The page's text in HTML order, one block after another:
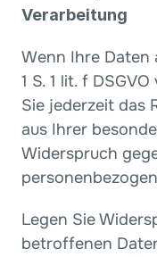
Verarbeitung
Wenn Ihre Daten
1 S. 1 lit. f
Sie jederzeit das
aus Ihrer
Widerspruch
Legen Sie
betroffenen